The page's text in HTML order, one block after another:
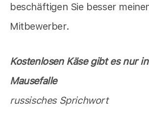
beschäftigen Sie besser
Mitbewerber.
Kostenlosen Käse gibt es nur
Mausefalle
russisches Sprichwort